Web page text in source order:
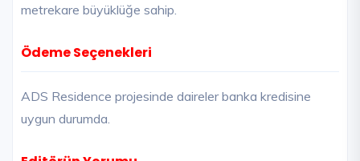
metrekare büyüklüğe sahip.
Ödeme Seçenekleri
ADS Residence projesinde daireler banka kredisine
uygun durumda.